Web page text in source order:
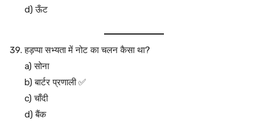
d) ऊँट
हड़प्पा सभ्यता में नोट का चलन कैसा था?
a) सोना
b) बार्टर प्रणाली ✅
c) चाँदी
d) बैंक